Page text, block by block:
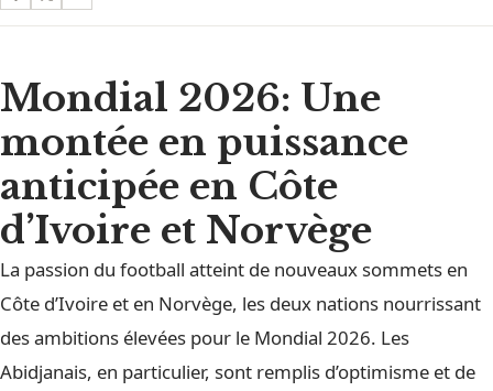
Mondial 2026: Une
montée en puissance
anticipée en Côte
d’Ivoire et Norvège
La passion du football atteint de nouveaux sommets en
Côte d’Ivoire et en Norvège, les deux nations nourrissant
des ambitions élevées pour le Mondial 2026. Les
Abidjanais, en particulier, sont remplis d’optimisme et de